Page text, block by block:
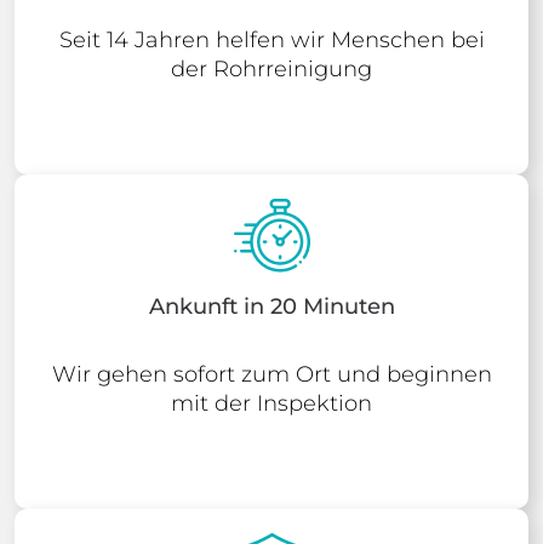
Seit 14 Jahren helfen wir Menschen bei
der Rohrreinigung
Ankunft in 20 Minuten
Wir gehen sofort zum Ort und beginnen
mit der Inspektion